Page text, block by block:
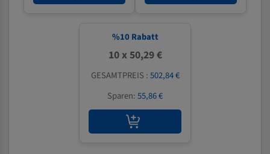
%10 Rabatt
10 x 50,29 €
GESAMTPREIS :502,84 €
Sparen:55,86 €